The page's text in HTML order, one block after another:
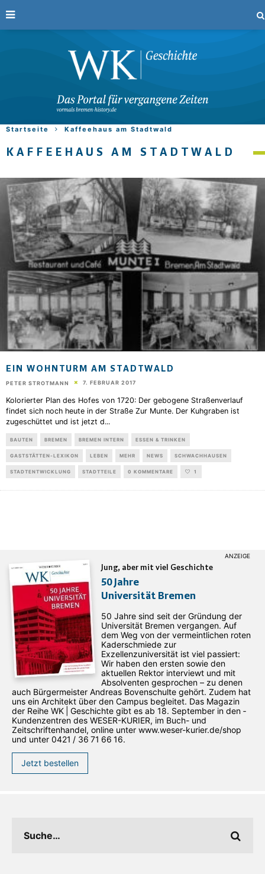
Startseite Kaffeehaus am Stadtwald
KAFFEEHAUS AM STADTWALD
EIN WOHNTURM AM STADTWALD
PETER STROTMANN 7. FEBRUAR 2017
Kolorierter Plan des Hofes von 1720: Der gebogene Straßenverlauf
findet sich noch heute in der Straße Zur Munte. Der Kuhgraben ist
zugeschüttet und ist jetzt d...
BAUTEN BREMEN BREMEN INTERN ESSEN & TRINKEN
GASTSTÄTTEN-LEXIKON LEBEN MEHR NEWS SCHWACHHAUSEN
STADTENTWICKLUNG STADTTEILE 0 KOMMENTARE 1
Jung, aber mit viel Geschichte
50 Jahre
Universität Bremen
50 Jahre sind seit der Gründung der
Universität Bremen vergangen. Auf
dem Weg von der vermeintlichen roten
Kaderschmiede zur
Exzellenzuniversität ist viel passiert:
Wir haben den ersten sowie den
aktuellen Rektor interviewt und mit
Absolventen gesprochen – zu denen
auch Bürgermeister Andreas Bovenschulte gehört. Zudem hat
uns ein Architekt über den Campus begleitet. Das Magazin
der Reihe WK | Geschichte gibt es ab 18. September in den ­
Kundenzentren des WESER-­KURIER, im Buch- und
Zeitschriftenhandel, online unter www.weser-kurier.de/shop
und unter 0421 / 36 71 66 16.
Jetzt bestellen